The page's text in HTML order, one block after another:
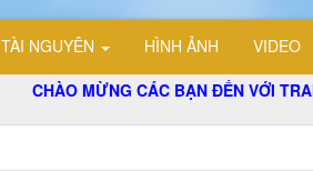
TÀI NGUYÊN HÌNH ẢNH VIDEO
CHÀO MỪNG CÁC BẠN ĐẾN VỚI TRANG